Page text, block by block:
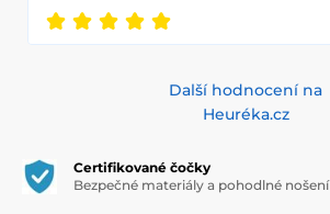
Další hodnocení na
Heuréka.cz
Certifikované čočky
Bezpečné materiály a pohodlné nošení